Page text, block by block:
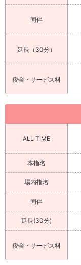
同伴
延長（30分）
税金・サービス料
ALL TIME
本指名
場内指名
同伴
延長(30分)
税金・サービス料